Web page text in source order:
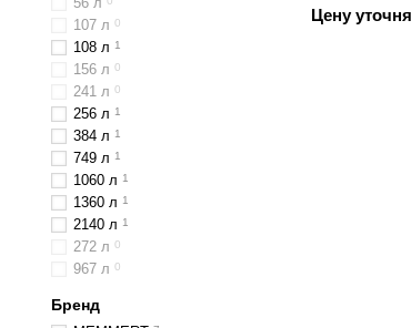
Цену
107 л 0
108 л 1
156 л 0
241 л 0
256 л 1
384 л 1
749 л 1
1060 л 1
1360 л 1
2140 л 1
272 л 0
967 л 0
Бренд